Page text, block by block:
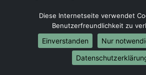
Umzüge-Deutschlandweit
Umzug von Bergisch Gladbach
Umzug von Bergisch Gladbach
Umzug von Bergisch Gladbach
Diese Internetseite verwendet
Benutzerfreundlichkeit zu
Einverstanden
Nur